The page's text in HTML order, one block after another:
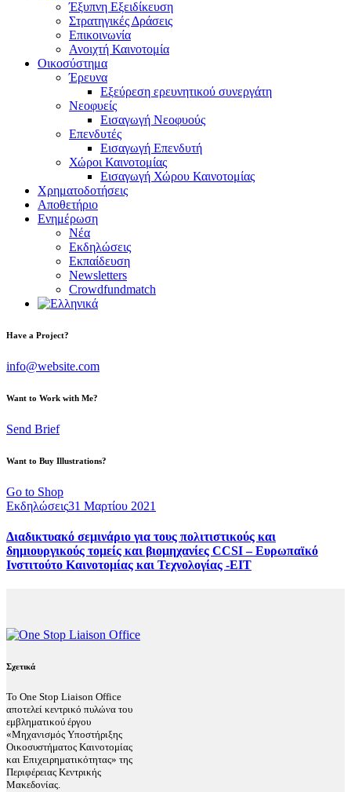
Έξυπνη Εξειδίκευση
Στρατηγικές Δράσεις
Επικοινωνία
Ανοιχτή Καινοτομία
Οικοσύστημα
Έρευνα
Εξεύρεση ερευνητικού συνεργάτη
Νεοφυείς
Εισαγωγή Νεοφυούς
Επενδυτές
Εισαγωγή Επενδυτή
Χώροι Καινοτομίας
Εισαγωγή Χώρου Καινοτομίας
Χρηματοδοτήσεις
Αποθετήριο
Ενημέρωση
Νέα
Εκδηλώσεις
Εκπαίδευση
Newsletters
Crowdfundmatch
facebook-
linkedin
twitter-
Have a Project?
info@website.com
Want to Work with Me?
Send Brief
Want to Buy Illustrations?
Go to Shop
Εκδηλώσεις31 Μαρτίου 2021
Διαδικτυακό σεμινάριο για τους πολιτιστικούς και
δημιουργικούς τομείς και βιομηχανίες CCSI – Ευρωπαϊκό
Ινστιτούτο Καινοτομίας και Τεχνολογίας -EIT
Σχετικά
Το One Stop Liaison Office
αποτελεί κεντρικό πυλώνα του
εμβληματικού έργου
«Μηχανισμός Υποστήριξης
Οικοσυστήματος Καινοτομίας
και Επιχειρηματικότητας» της
Περιφέρειας Κεντρικής
Μακεδονίας.